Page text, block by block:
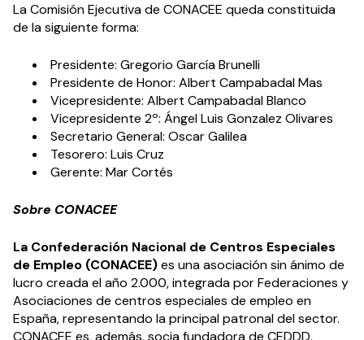
La Comisión Ejecutiva de CONACEE queda constituida
de la siguiente forma:
Presidente: Gregorio García Brunelli
Presidente de Honor: Albert Campabadal Mas
Vicepresidente: Albert Campabadal Blanco
Vicepresidente 2º: Ángel Luis Gonzalez Olivares
Secretario General: Oscar Galilea
Tesorero: Luis Cruz
Gerente: Mar Cortés
Sobre CONACEE
La Confederación Nacional de Centros Especiales
de Empleo (CONACEE)es una asociación sin ánimo de
lucro creada el año 2.000, integrada por Federaciones y
Asociaciones de centros especiales de empleo en
España, representando la principal patronal del sector.